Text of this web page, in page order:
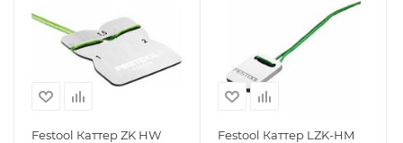
Festool Каттер ZK HW
Festool Каттер LZK-HM